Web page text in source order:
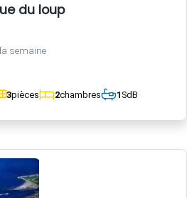
du loup
la semaine
3pièces 2chambres 1SdB